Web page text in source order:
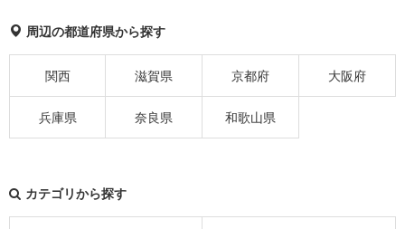
周辺の都道府県から探す
関西 滋賀県 京都府 大阪府
兵庫県 奈良県 和歌山県
カテゴリから探す